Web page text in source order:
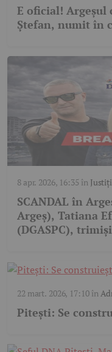
E oficial! Argeșul
Ștefan, numit în
8 apr. 2026, 16:35 în
SCANDAL în
Argeș), Tatiana
(DGASPC),
22 mart. 2026, 17:10în
Pitești: Se